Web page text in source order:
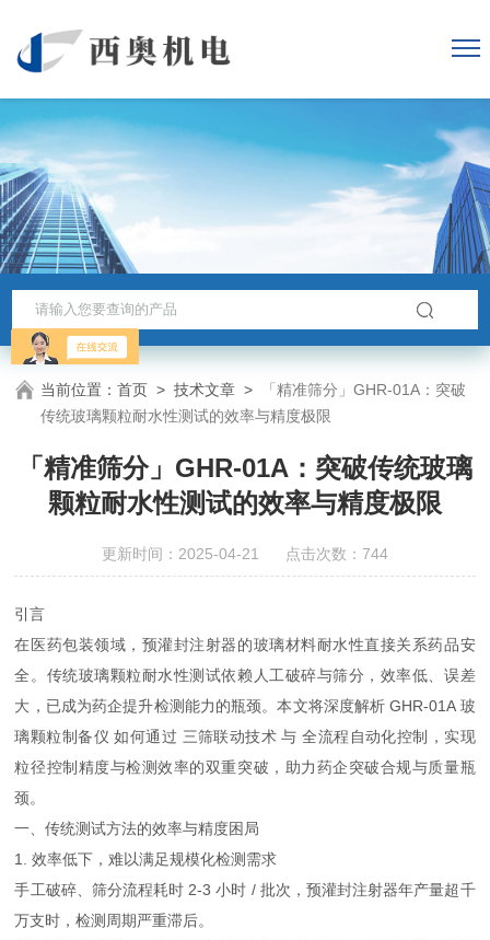
当前位置：首页 >技术文章 >
「精准筛分」GHR-01A：突破
传统玻璃颗粒耐水性测试的效率与精度极限
「精准筛分」GHR-01A：突破传统玻璃
颗粒耐水性测试的效率与精度极限
更新时间：2025-04-21 点击次数：744
引言
在医药包装领域，预灌封注射器的玻璃材料耐水性直接关系药品安
全。传统玻璃颗粒耐水性测试依赖人工破碎与筛分，效率低、误差
大，已成为药企提升检测能力的瓶颈。本文将深度解析 GHR-01A 玻
璃颗粒制备仪 如何通过 三筛联动技术 与 全流程自动化控制，实现
粒径控制精度与检测效率的双重突破，助力药企突破合规与质量瓶
颈。
一、传统测试方法的效率与精度困局
1. 效率低下，难以满足规模化检测需求
手工破碎、筛分流程耗时 2-3 小时 / 批次，预灌封注射器年产量超千
万支时，检测周期严重滞后。